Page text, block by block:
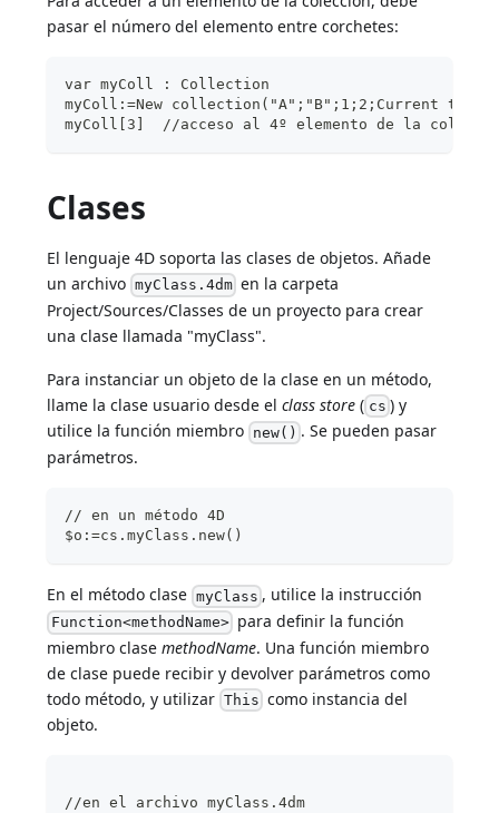
pasar el número del elemento entre corchetes:
var myColl : Collection
myColl:=New collection("A";"B";1;2;Current time)
myColl[3]  //acceso al 4º elemento de la
Clases
El lenguaje 4D soporta las clases de objetos. Añade
un archivo myClass.4dm en la carpeta
Project/Sources/Classes de un proyecto para crear
una clase llamada "myClass".
Para instanciar un objeto de la clase en un método,
llame la clase usuario desde elclass store ( cs ) y
utilice la función miembro new() . Se pueden pasar
parámetros.
// en un método 4D
$o:=cs.myClass.new()
En el método clase myClass , utilice la instrucción
Function<methodName> para definir la función
miembro clasemethodName. Una función miembro
de clase puede recibir y devolver parámetros como
todo método, y utilizar This como instancia del
objeto.
//en el archivo myClass.4dm